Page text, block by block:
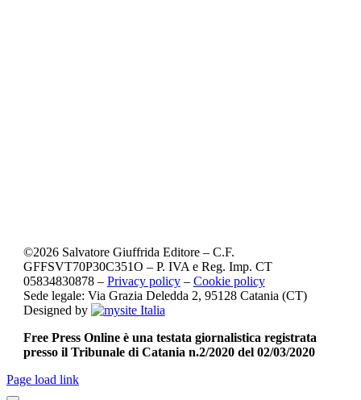
©2026Salvatore Giuffrida Editore – C.F.
GFFSVT70P30C351O – P. IVA e Reg. Imp. CT
05834830878 – Privacy policy– Cookie policy
Sede legale: Via Grazia Deledda 2, 95128 Catania (CT)
Designed by
Free Press Online è una testata giornalistica registrata
presso il Tribunale di Catania n.2/2020 del 02/03/2020
Page load link